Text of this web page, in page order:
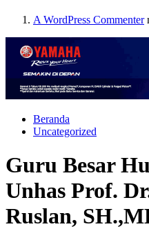
A WordPress Commenter
Beranda
Uncategorized
Guru Besar
Unhas Prof.
Ruslan,